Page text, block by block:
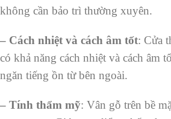
không cần bảo trì thường xuyên.
– Cách nhiệt và cách âm tốt: Cửa
có khả năng cách nhiệt và cách âm
ngăn tiếng ồn từ bên ngoài.
– Tính thẩm mỹ: Vân gỗ trên bề